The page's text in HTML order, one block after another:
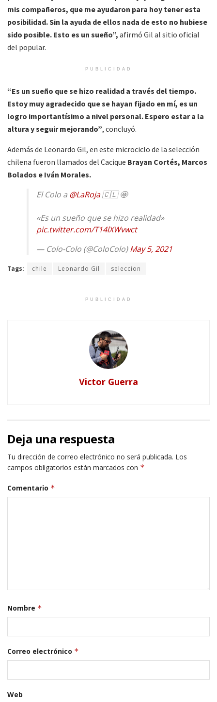
mis compañeros, que me ayudaron para hoy tener esta
posibilidad. Sin la ayuda de ellos nada de esto no hubiese
sido posible. Esto es un sueño”, afirmó Gil al sitio oficial
del popular.
PUBLICIDAD
“Es un sueño que se hizo realidad a través del tiempo.
Estoy muy agradecido que se hayan fijado en mí, es un
logro importantísimo a nivel personal. Espero estar a la
altura y seguir mejorando”, concluyó.
Además de Leonardo Gil, en este microciclo de la selección
chilena fueron llamados del Cacique Brayan Cortés, Marcos
Bolados e Iván Morales.
El Colo a @LaRoja🇨🇱 🤩
«Es un sueño que se hizo realidad»
pic.twitter.com/T14lXWvwct
— Colo-Colo (@ColoColo)May 5, 2021
Tags: chile Leonardo Gil seleccion
PUBLICIDAD
Victor Guerra
Deja una respuesta
Tu dirección de correo electrónico no será publicada. Los
campos obligatorios están marcados con *
Comentario *
Nombre *
Correo electrónico *
Web